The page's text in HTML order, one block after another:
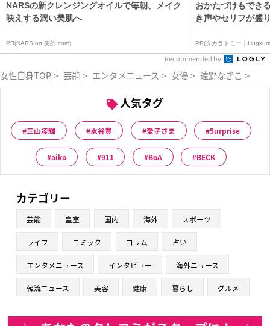
NARSの新クレンジングオイルで毎朝、メイク
映えする潤い美肌へ
PR(NARS on 美的.com)
おかたづけもでき
き声やセリフが盛
PR(タカラトミー｜
Recommended by
女性自身TOP > 芸能 > エンタメニュース > 女優 > 遠野なぎこ >
人気タグ
三山凌輝 水谷豊 愛子さま 5urprise
aiko 911 BoA BECK
カテゴリー
芸能 皇室 国内 海外 スポーツ
ライフ コミック コラム 占い
エンタメニュース インタビュー 海外ニュース
韓流ニュース 美容 健康 暮らし グルメ